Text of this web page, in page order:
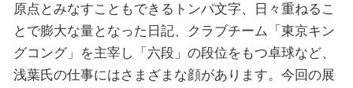
原点とみなすこともできるトンパ文字、日々重ねるこ
とで膨大な量となった日記、クラブチーム「東京キン
グコング」を主宰し「六段」の段位をもつ卓球など、
浅葉氏の仕事にはさまざまな顔があります。今回の展